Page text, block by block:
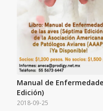
Manual de
Edición)
2018-09-25